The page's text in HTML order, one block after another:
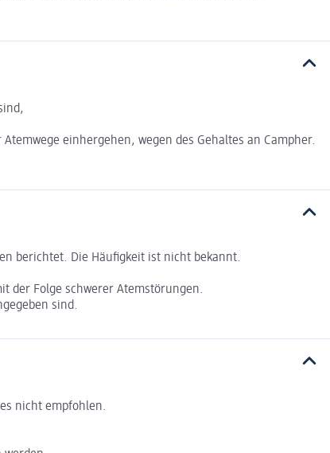
einhergehen, wegen des Gehaltes an Campher.
berichtet. Die Häufigkeit ist nicht bekannt.
der Folge schwerer Atemstörungen.
sind.
nicht empfohlen.